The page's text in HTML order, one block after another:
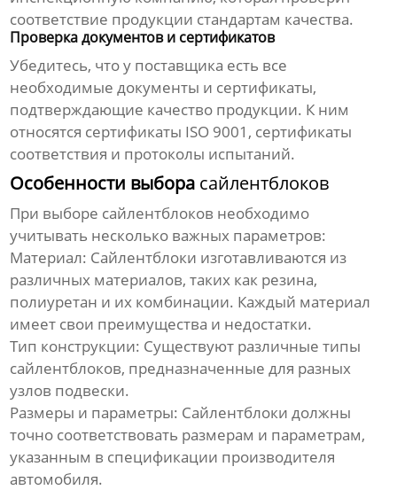
соответствие продукции стандартам качества.
Проверка документов и сертификатов
Убедитесь, что у поставщика есть все
необходимые документы и сертификаты,
подтверждающие качество продукции. К ним
относятся сертификаты ISO 9001, сертификаты
соответствия и протоколы испытаний.
Особенности выбора сайлентблоков
При выборе сайлентблоков необходимо
учитывать несколько важных параметров:
Материал: Сайлентблоки изготавливаются из
различных материалов, таких как резина,
полиуретан и их комбинации. Каждый материал
имеет свои преимущества и недостатки.
Тип конструкции: Существуют различные типы
сайлентблоков, предназначенные для разных
узлов подвески.
Размеры и параметры: Сайлентблоки должны
точно соответствовать размерам и параметрам,
указанным в спецификации производителя
автомобиля.